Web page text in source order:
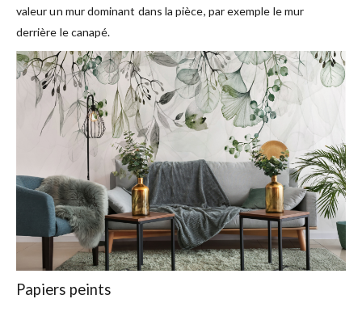
valeur un mur dominant dans la pièce, par exemple le mur
derrière le canapé.
Papiers peints